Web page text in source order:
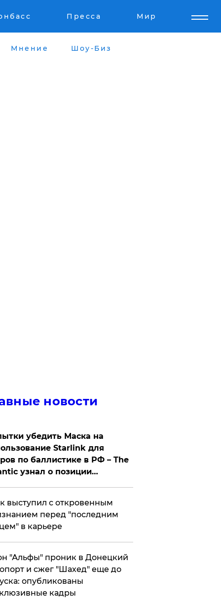
Пресса Мир
Мнение Шоу-Биз
новости
убедить Маска на
Starlink для
по баллистике в РФ – The
узнал о позиции
выступил с откровенным
перед "последним
в карьере
"Альфы" проник в Донецкий
и сжег "Шахед" еще до
опубликованы
кадры